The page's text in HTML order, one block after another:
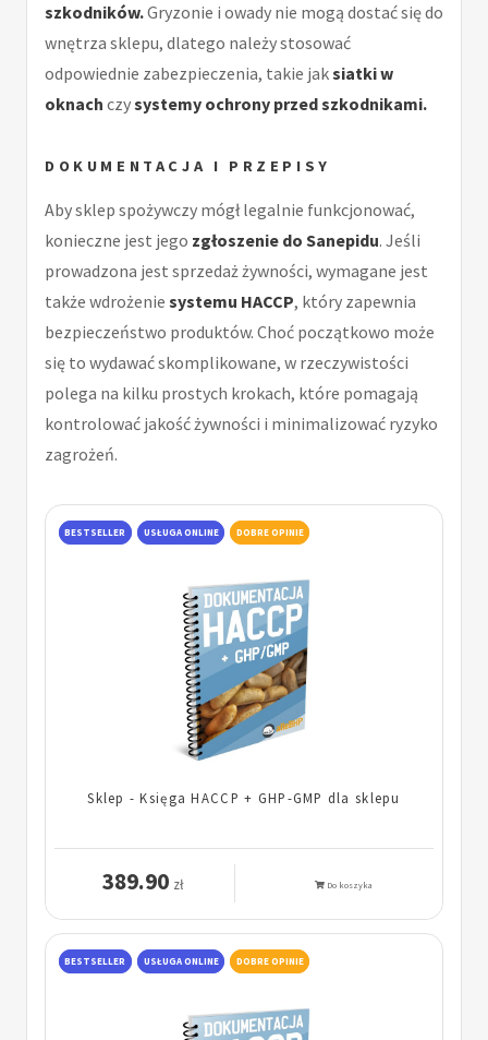
szkodników.Gryzonie i owady nie mogą dostać się do
wnętrza sklepu, dlatego należy stosować
odpowiednie zabezpieczenia, takie jaksiatki w
oknach czysystemy ochrony przed szkodnikami.
DOKUMENTACJA I PRZEPISY
Aby sklep spożywczy mógł legalnie funkcjonować,
konieczne jest jego zgłoszenie do Sanepidu. Jeśli
prowadzona jest sprzedaż żywności, wymagane jest
także wdrożenie systemu HACCP, który zapewnia
bezpieczeństwo produktów. Choć początkowo może
się to wydawać skomplikowane, w rzeczywistości
polega na kilku prostych krokach, które pomagają
kontrolować jakość żywności i minimalizować ryzyko
zagrożeń.
BESTSELLER USŁUGA ONLINE DOBRE OPINIE
Sklep - Księga HACCP + GHP-GMP dla sklepu
389.90 zł Do koszyka
BESTSELLER USŁUGA ONLINE DOBRE OPINIE